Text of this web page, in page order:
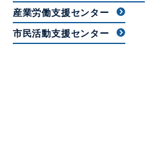
産業労働支援センター
市民活動支援センター